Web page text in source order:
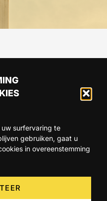
surfervaring te
gebruiken, gaat u
in overeenstemming
OVER ONS